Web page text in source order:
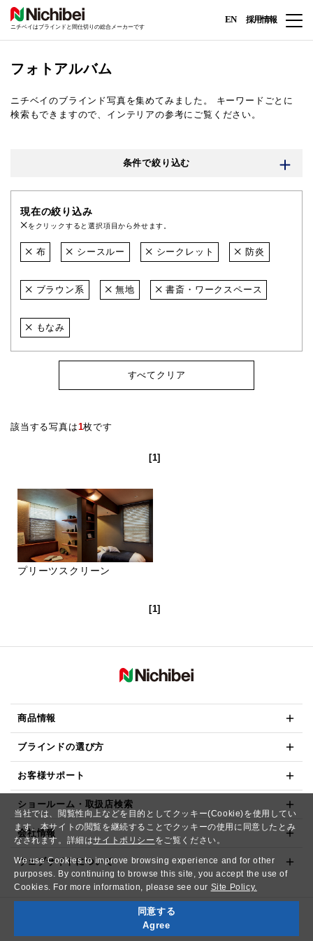
当社では、閲覧性向上などを目的としてクッキー(Cookie)を使用してい
ます。本サイトの閲覧を継続することでクッキーの使用に同意したとみ
なされます。詳細はサイトポリシー をご覧ください。
We use Cookies to improve browsing experience and for other
purposes. By continuing to browse this site, you accept the use of
Cookies. For more information, please see our Site Policy.
同意する
Agree
ニチベイはブラインドと間仕切りの総合メーカーです
EN 採用情報
フォトアルバム
ニチベイのブラインド写真を集めてみました。
キーワードごとに
検索もできますので、インテリアの参考にご覧ください。
条件で絞り込む
現在の絞り込み
をクリックすると選択項目から外せます。
布 シースルー シークレット 防炎
ブラウン系 無地 書斎・ワークスペース
もなみ
すべてクリア
該当する写真は1枚です
[1]
プリーツスクリーン
[1]
商品情報
ブラインドの選び方
お客様サポート
ショールーム・取扱店検索
会社情報
ウェブサイトについて
Copyright© NICHIBEI CO.,LTD. All Rights Reserved.